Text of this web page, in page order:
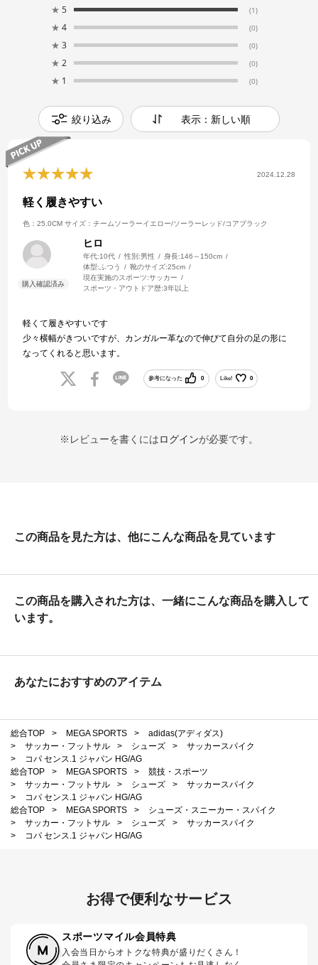
★ 5 (1)
★ 4 (0)
★ 3 (0)
★ 2 (0)
★ 1 (0)
絞り込み 表示：新しい順
2024.12.28
軽く履きやすい
色：25.0CM サイズ：チームソーラーイエロー/ソーラーレッド/コアブラック
ヒロ
年代:10代 性別:男性 身長:146～150cm
体型: ふつう 靴のサイズ:25cm
現在実施のスポーツ:サッカー
スポーツ・アウトドア歴:3年以上
軽くて履きやすいです
少々横幅がきついですが、カンガルー革なので伸びて自分の足の形に
なってくれると思います。
参考になった 0 Like! 0
※レビューを書くにはログインが必要です。
この商品を見た方は、他にこんな商品を見ています
この商品を購入された方は、一緒にこんな商品を購入して
います。
あなたにおすすめのアイテム
総合TOP > MEGA SPORTS >
adidas(アディダス)
>
サッカー・フットサル > シューズ >
サッカースパイク
>
コパ センス.1 ジャパン HG/AG
総合TOP
> MEGA SPORTS >
競技・スポーツ
>
サッカー・フットサル > シューズ >
サッカースパイク
>
コパ センス.1 ジャパン HG/AG
総合TOP
> MEGA SPORTS >
シューズ・スニーカー・スパイク
>
サッカー・フットサル > シューズ >
サッカースパイク
>
コパ センス.1 ジャパン HG/AG
お得で便利なサービス
スポーツマイル会員特典
入会当日からオトクな特典が盛りだくさん！